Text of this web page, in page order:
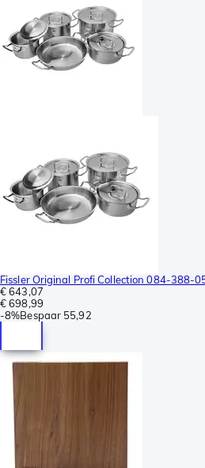
Fissler Original Profi Collection 084-388-
€ 643,07
€ 698,99
-8%Bespaar 55,92